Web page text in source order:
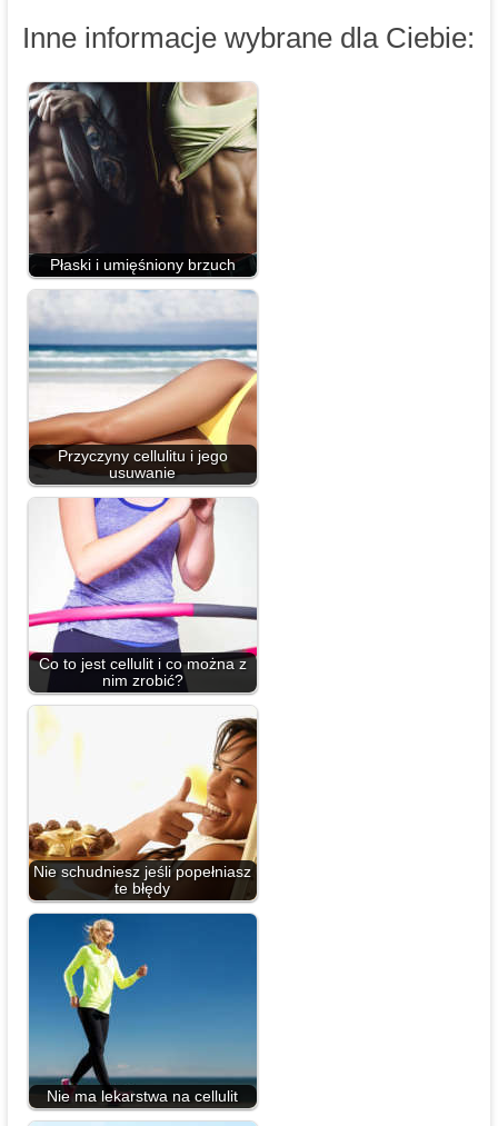
Inne informacje wybrane dla Ciebie:
Płaski i umięśniony brzuch
Przyczyny cellulitu i jego
usuwanie
Co to jest cellulit i co można z
nim zrobić?
Nie schudniesz jeśli popełniasz
te błędy
Nie ma lekarstwa na cellulit